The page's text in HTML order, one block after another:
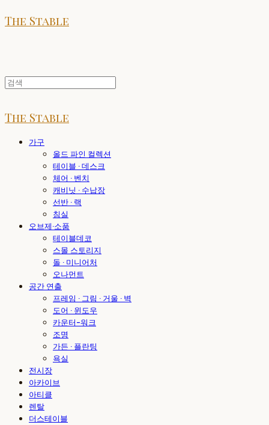
The Stable
The Stable
가구
올드 파인 컬렉션
테이블 · 데스크
체어 · 벤치
캐비닛 · 수납장
선반 · 랙
침실
오브제·소품
테이블데코
스몰 스토리지
돌 · 미니어처
오나먼트
공간 연출
프레임 · 그림 · 거울 · 벽
도어 · 윈도우
카운터-워크
조명
가든 · 플란팅
욕실
전시장
아카이브
아티클
렌탈
더스테이블